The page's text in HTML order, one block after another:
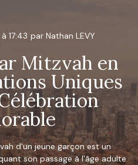
à 17:43 par Nathan LEVY
Mitzvah en
Uniques
d'un jeune garçon est un
son passage à l'âge adulte